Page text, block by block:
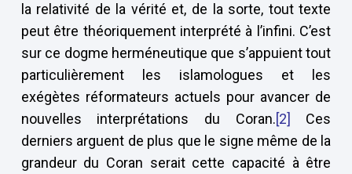
la relativité de la vérité et, de la sorte, tout texte
peut être théoriquement interprété à l’infini. C’est
sur ce dogme herméneutique que s’appuient tout
particulièrement les islamologues et les
exégètes réformateurs actuels pour avancer de
nouvelles interprétations du Coran.[2]
Ces
derniers arguent de plus que le signe même de la
grandeur du Coran serait cette capacité à être